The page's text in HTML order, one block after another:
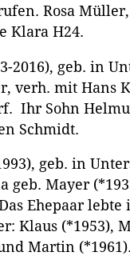
Rosa
Klara H24.
2016), geb. in
verh. mit Hans
Ihr Sohn
Schmidt.
geb. in
geb. Mayer
Ehepaar lebte
Klaus (*1953),
Martin (*1961).